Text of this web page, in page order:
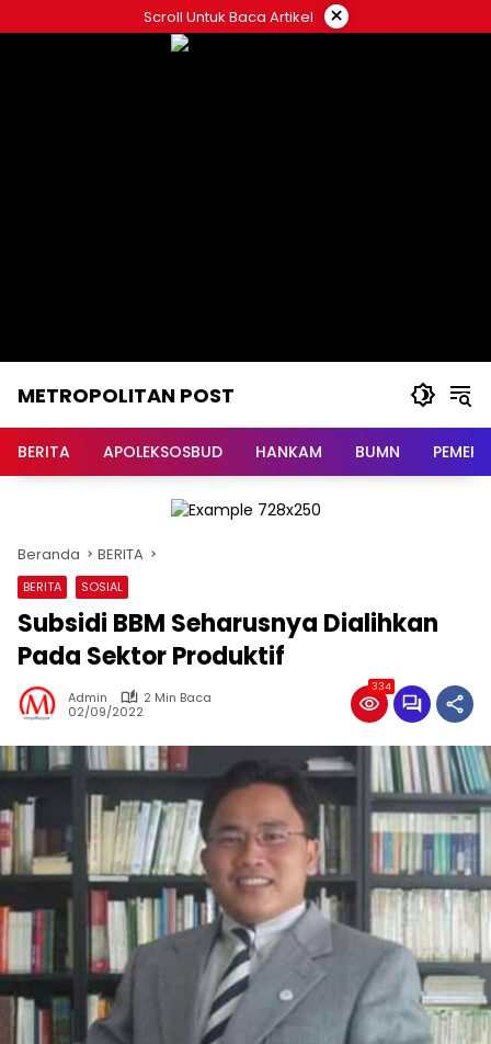
ke
Scroll Untuk Baca Artikel ×
METROPOLITAN POST
BERITA APOLEKSOSBUD HANKAM BUMN
Beranda BERITA
BERITA SOSIAL
Subsidi BBM Seharusnya Dialihkan
Pada Sektor Produktif
Admin
2 Min Baca
02/09/2022
334